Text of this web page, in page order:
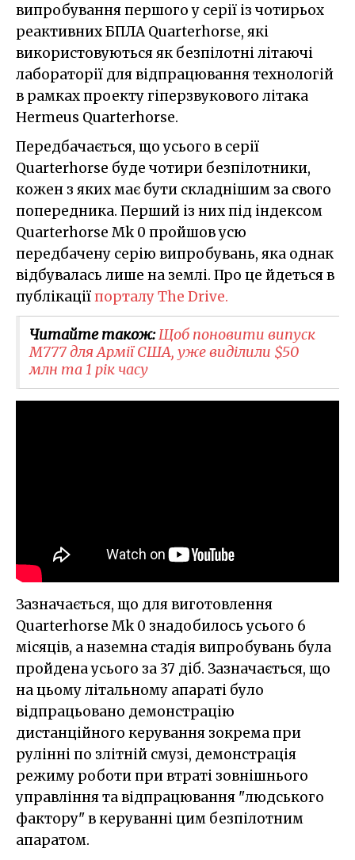
випробування першого у серії із чотирьох
реактивних БПЛА Quarterhorse, які
використовуються як безпілотні літаючі
лабораторії для відпрацювання технологій
в рамках проекту гіперзвукового літака
Hermeus Quarterhorse.
Передбачається, що усього в серії
Quarterhorse буде чотири безпілотники,
кожен з яких має бути складнішим за свого
попередника. Перший із них під індексом
Quarterhorse Mk 0 пройшов усю
передбачену серію випробувань, яка однак
відбувалась лише на землі. Про це йдеться в
публікаціїпорталу The Drive.
Читайте також:Щоб поновити випуск
M777 для Армії США, уже виділили $50
млн та 1 рік часу
Зазначається, що для виготовлення
Quarterhorse Mk 0 знадобилось усього 6
місяців, а наземна стадія випробувань була
пройдена усього за 37 діб. Зазначається, що
на цьому літальному апараті було
відпрацьовано демонстрацію
дистанційного керування зокрема при
рулінні по злітній смузі, демонстрація
режиму роботи при втраті зовнішнього
управління та відпрацювання "людського
фактору" в керуванні цим безпілотним
апаратом.